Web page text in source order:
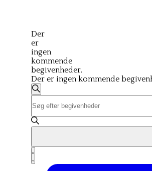
Der
er
ingen
kommende
begivenheder.
Der er ingen kommende
Begivenheder
Søgning
og
visninger
Navigation
Søg
efter
nøgleord.
Søg
efter
på
nøgleord.
Begivenhed
Visninger
Liste